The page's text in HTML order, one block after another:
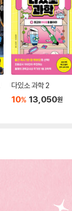
다있소 과학 2
10% 13,050원